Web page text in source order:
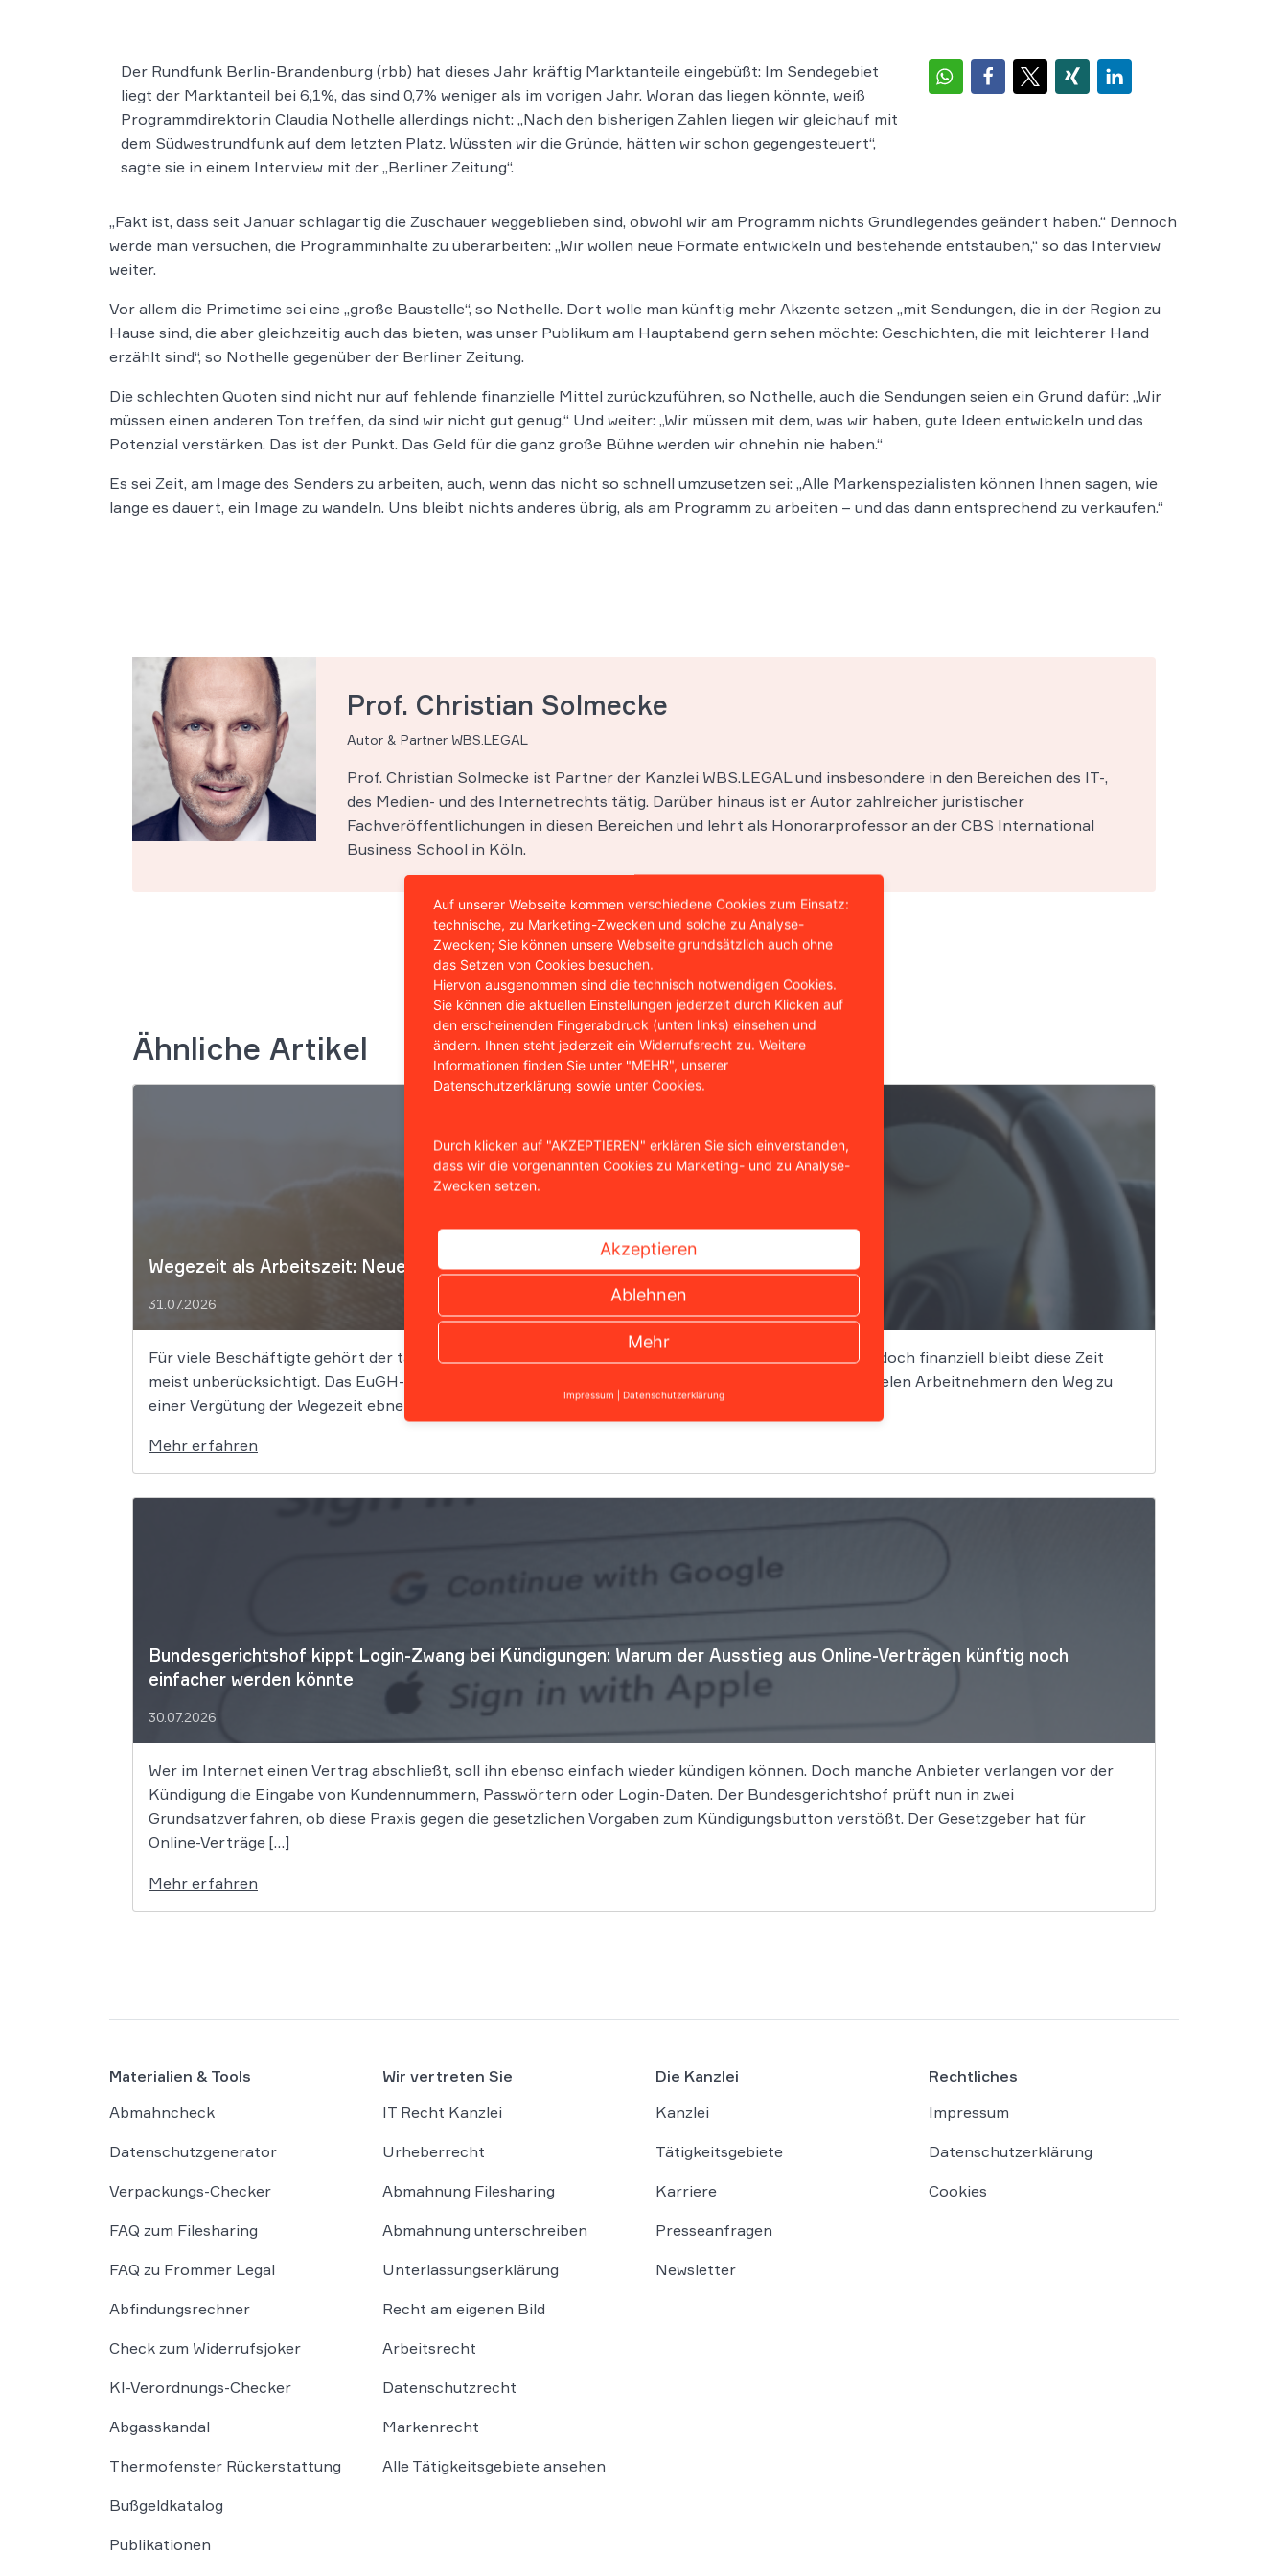
Der Rundfunk Berlin-Brandenburg (rbb) hat dieses Jahr kräftig Marktanteile eingebüßt: Im Sendegebiet
liegt der Marktanteil bei 6,1%, das sind 0,7% weniger als im vorigen Jahr. Woran das liegen könnte, weiß
Programmdirektorin Claudia Nothelle allerdings nicht: „Nach den bisherigen Zahlen liegen wir gleichauf mit
dem Südwestrundfunk auf dem letzten Platz. Wüssten wir die Gründe, hätten wir schon gegengesteuert“,
sagte sie in einem Interview mit der „Berliner Zeitung“.
„Fakt ist, dass seit Januar schlagartig die Zuschauer weggeblieben sind, obwohl wir am Programm nichts Grundlegendes geändert haben.“ Dennoch
werde man versuchen, die Programminhalte zu überarbeiten: „Wir wollen neue Formate entwickeln und bestehende entstauben,“ so das Interview
weiter.
Vor allem die Primetime sei eine „große Baustelle“, so Nothelle. Dort wolle man künftig mehr Akzente setzen „mit Sendungen, die in der Region zu
Hause sind, die aber gleichzeitig auch das bieten, was unser Publikum am Hauptabend gern sehen möchte: Geschichten, die mit leichterer Hand
erzählt sind“, so Nothelle gegenüber der Berliner Zeitung.
Die schlechten Quoten sind nicht nur auf fehlende finanzielle Mittel zurückzuführen, so Nothelle, auch die Sendungen seien ein Grund dafür: „Wir
müssen einen anderen Ton treffen, da sind wir nicht gut genug.“ Und weiter: „Wir müssen mit dem, was wir haben, gute Ideen entwickeln und das
Potenzial verstärken. Das ist der Punkt. Das Geld für die ganz große Bühne werden wir ohnehin nie haben.“
Es sei Zeit, am Image des Senders zu arbeiten, auch, wenn das nicht so schnell umzusetzen sei: „Alle Markenspezialisten können Ihnen sagen, wie
lange es dauert, ein Image zu wandeln. Uns bleibt nichts anderes übrig, als am Programm zu arbeiten – und das dann entsprechend zu verkaufen.“
Prof. Christian Solmecke
Autor & Partner WBS.LEGAL
Prof. Christian Solmecke ist Partner der Kanzlei WBS.LEGAL und insbesondere in den Bereichen des IT-,
des Medien- und des Internetrechts tätig. Darüber hinaus ist er Autor zahlreicher juristischer
Fachveröffentlichungen in diesen Bereichen und lehrt als Honorarprofessor an der CBS International
Business School in Köln.
Ähnliche Artikel
Wegezeit als Arbeitszeit: Neues Urteil könnte Pendlern spürbar mehr Geld bringen
31.07.2026
Für viele Beschäftigte gehört der tägliche Weg zur Arbeit zu den zeitintensivsten Phasen des Tages, doch finanziell bleibt diese Zeit
meist unberücksichtigt. Das EuGH-Urteil könnte nun jedoch Bewegung in die Debatte bringen und vielen Arbeitnehmern den Weg zu
einer Vergütung der Wegezeit ebnen. Wer künftig unterwegs ist, könnte für […]
Mehr erfahren
Bundesgerichtshof kippt Login-Zwang bei Kündigungen: Warum der Ausstieg aus Online-Verträgen künftig noch
einfacher werden könnte
30.07.2026
Wer im Internet einen Vertrag abschließt, soll ihn ebenso einfach wieder kündigen können. Doch manche Anbieter verlangen vor der
Kündigung die Eingabe von Kundennummern, Passwörtern oder Login-Daten. Der Bundesgerichtshof prüft nun in zwei
Grundsatzverfahren, ob diese Praxis gegen die gesetzlichen Vorgaben zum Kündigungsbutton verstößt. Der Gesetzgeber hat für
Online-Verträge […]
Mehr erfahren
Materialien & Tools
Abmahncheck
Datenschutzgenerator
Verpackungs-Checker
FAQ zum Filesharing
FAQ zu Frommer Legal
Abfindungsrechner
Check zum Widerrufsjoker
KI-Verordnungs-Checker
Abgasskandal
Thermofenster Rückerstattung
Bußgeldkatalog
Publikationen
Wir vertreten Sie
IT Recht Kanzlei
Urheberrecht
Abmahnung Filesharing
Abmahnung unterschreiben
Unterlassungserklärung
Recht am eigenen Bild
Arbeitsrecht
Datenschutzrecht
Markenrecht
Alle Tätigkeitsgebiete ansehen
Die Kanzlei
Kanzlei
Tätigkeitsgebiete
Karriere
Presseanfragen
Newsletter
Rechtliches
Impressum
Datenschutzerklärung
Cookies
Auf unserer Webseite kommen verschiedene Cookies zum Einsatz:
technische, zu Marketing-Zwecken und solche zu Analyse-
Zwecken; Sie können unsere Webseite grundsätzlich auch ohne
das Setzen von Cookies besuchen.
Hiervon ausgenommen sind die technisch notwendigen Cookies.
Sie können die aktuellen Einstellungen jederzeit durch Klicken auf
den erscheinenden Fingerabdruck (unten links) einsehen und
ändern. Ihnen steht jederzeit ein Widerrufsrecht zu. Weitere
Informationen finden Sie unter "MEHR", unserer
Datenschutzerklärung sowie unter Cookies.
Durch klicken auf "AKZEPTIEREN" erklären Sie sich einverstanden,
dass wir die vorgenannten Cookies zu Marketing- und zu Analyse-
Zwecken setzen.
Akzeptieren
Ablehnen
Mehr
Impressum | Datenschutzerklärung